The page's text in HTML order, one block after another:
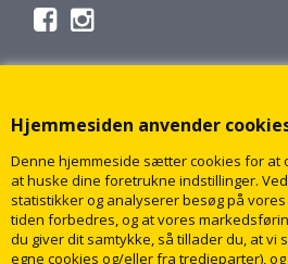
Hjemmesiden anvender
Denne hjemmeside sætter cookies for at
at huske dine foretrukne indstillinger.
statistikker og analyserer besøg på
tiden forbedres, og at vores
du giver dit samtykke, så tillader du, at
egne cookies og/eller fra tredjeparter),